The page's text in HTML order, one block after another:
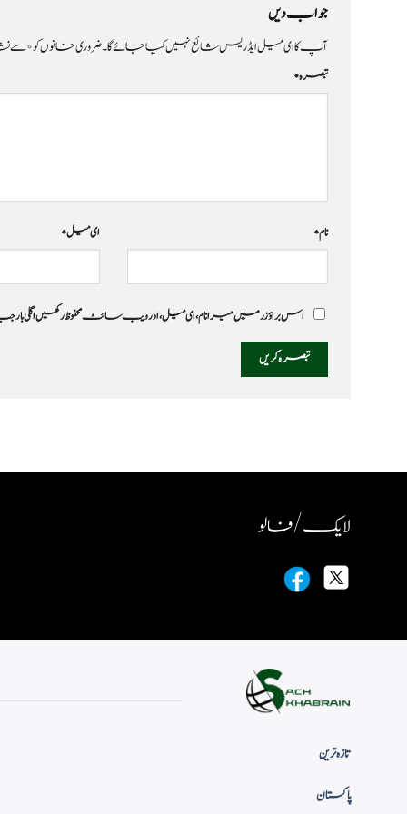
جواب دیں
آپ کا ای میل ایڈریس شائع نہیں کیا جائے گا۔ضروری خانوں کو*سے
تبصرہ*
نام* ای میل*
اس براؤزر میں میرا نام، ای میل، اور ویب سائٹ محفوظ رکھیں اگلی
لایک / فالو
تازہ ترین
پاکستان